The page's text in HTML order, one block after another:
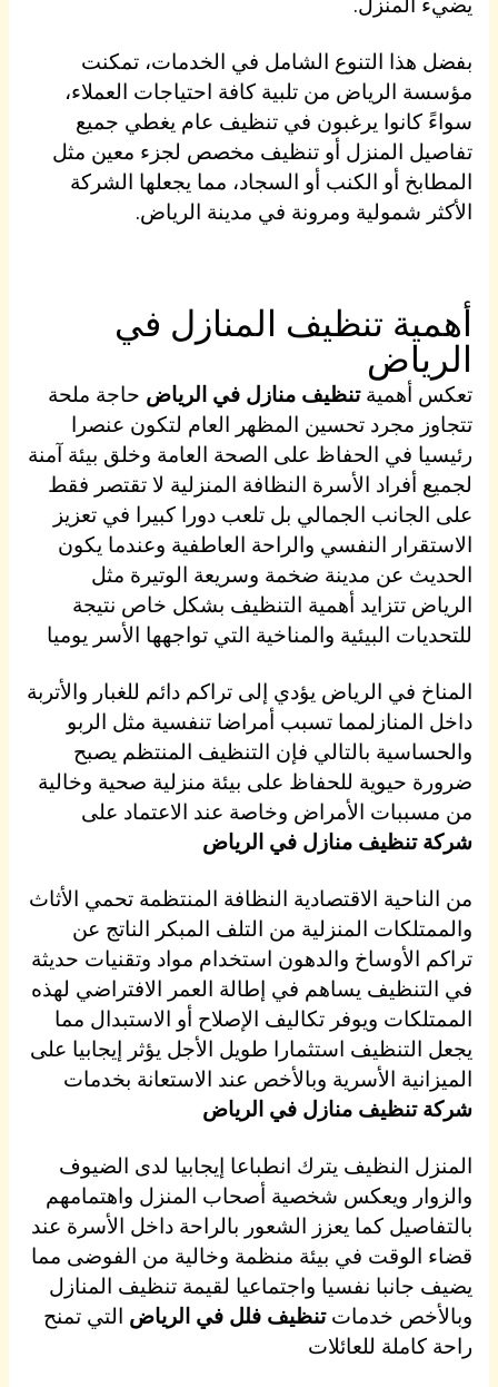
بفضل هذا التنوع الشامل في الخدمات، تمكنت
مؤسسة الرياض من تلبية كافة احتياجات العملاء،
سواءً كانوا يرغبون في تنظيف عام يغطي جميع
تفاصيل المنزل أو تنظيف مخصص لجزء معين مثل
المطابخ أو الكنب أو السجاد، مما يجعلها الشركة
الأكثر شمولية ومرونة في مدينة الرياض.
أهمية تنظيف المنازل في
الرياض
تعكس أهمية تنظيف منازل في الرياض حاجة ملحة
تتجاوز مجرد تحسين المظهر العام لتكون عنصرا
رئيسيا في الحفاظ على الصحة العامة وخلق بيئة آمنة
لجميع أفراد الأسرة النظافة المنزلية لا تقتصر فقط
على الجانب الجمالي بل تلعب دورا كبيرا في تعزيز
الاستقرار النفسي والراحة العاطفية وعندما يكون
الحديث عن مدينة ضخمة وسريعة الوتيرة مثل
الرياض تتزايد أهمية التنظيف بشكل خاص نتيجة
للتحديات البيئية والمناخية التي تواجهها الأسر يوميا
المناخ في الرياض يؤدي إلى تراكم دائم للغبار والأتربة
داخل المنازلمما تسبب أمراضا تنفسية مثل الربو
والحساسية بالتالي فإن التنظيف المنتظم يصبح
ضرورة حيوية للحفاظ على بيئة منزلية صحية وخالية
من مسببات الأمراض وخاصة عند الاعتماد على
شركة تنظيف منازل في الرياض
من الناحية الاقتصادية النظافة المنتظمة تحمي الأثاث
والممتلكات المنزلية من التلف المبكر الناتج عن
تراكم الأوساخ والدهون استخدام مواد وتقنيات حديثة
في التنظيف يساهم في إطالة العمر الافتراضي لهذه
الممتلكات ويوفر تكاليف الإصلاح أو الاستبدال مما
يجعل التنظيف استثمارا طويل الأجل يؤثر إيجابيا على
الميزانية الأسرية وبالأخص عند الاستعانة بخدمات
شركة تنظيف منازل في الرياض
المنزل النظيف يترك انطباعا إيجابيا لدى الضيوف
والزوار ويعكس شخصية أصحاب المنزل واهتمامهم
بالتفاصيل كما يعزز الشعور بالراحة داخل الأسرة عند
قضاء الوقت في بيئة منظمة وخالية من الفوضى مما
يضيف جانبا نفسيا واجتماعيا لقيمة تنظيف المنازل
وبالأخص خدماتتنظيف فلل في الرياض التي تمنح
راحة كاملة للعائلات